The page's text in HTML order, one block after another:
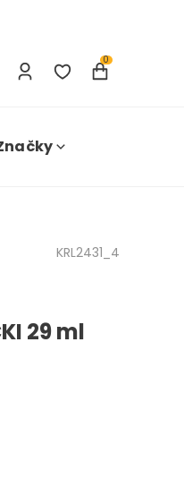
0
KRL2431_4
29 ml